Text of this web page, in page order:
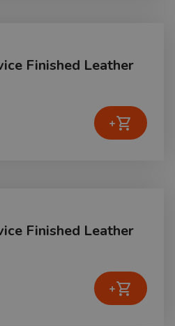
Finished Leather
+shopping_cart
Finished Leather
+shopping_cart